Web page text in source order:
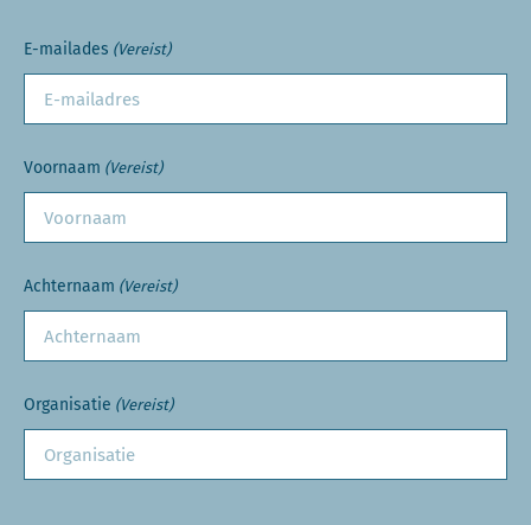
E-mailades (Vereist)
Voornaam (Vereist)
Achternaam (Vereist)
Organisatie (Vereist)